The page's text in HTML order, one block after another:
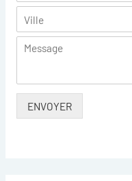
ENVOYER